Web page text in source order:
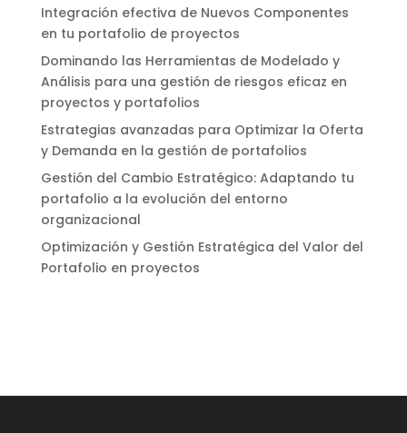
Integración efectiva de Nuevos Componentes
en tu portafolio de proyectos
Dominando las Herramientas de Modelado y
Análisis para una gestión de riesgos eficaz en
proyectos y portafolios
Estrategias avanzadas para Optimizar la Oferta
y Demanda en la gestión de portafolios
Gestión del Cambio Estratégico: Adaptando tu
portafolio a la evolución del entorno
organizacional
Optimización y Gestión Estratégica del Valor del
Portafolio en proyectos